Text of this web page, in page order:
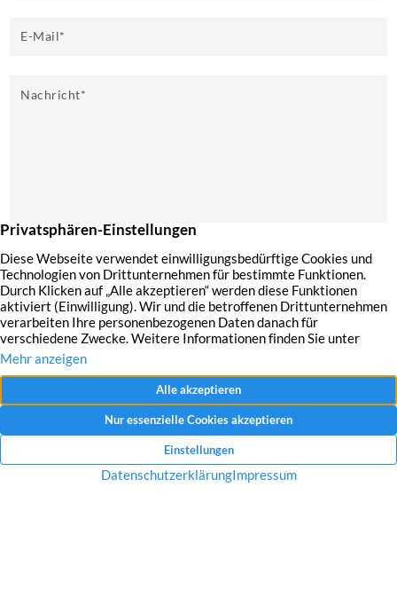
E-Mail*
Nachricht*
Mit dem Absenden Ihrer Anfrage erklären Sie sich mit der Erfassung, Speicherung
und Verwendung Ihrer angegebenen Daten zum Zweck der Bearbeitung Ihrer
Datenschutzerklärung und Widerrufshinweise